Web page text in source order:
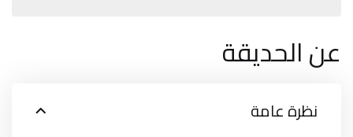
عن الحديقة
نظرة عامة